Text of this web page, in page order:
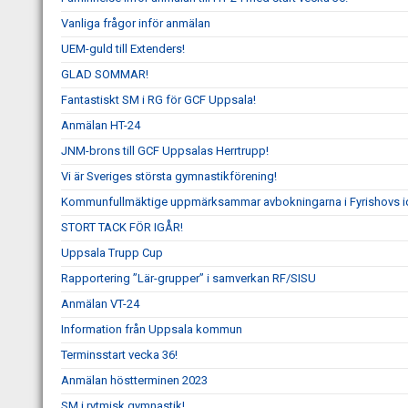
Vanliga frågor inför anmälan
UEM-guld till Extenders!
GLAD SOMMAR!
Fantastiskt SM i RG för GCF Uppsala!
Anmälan HT-24
JNM-brons till GCF Uppsalas Herrtrupp!
Vi är Sveriges största gymnastikförening!
Kommunfullmäktige uppmärksammar avbokningarna i Fyrishovs
STORT TACK FÖR IGÅR!
Uppsala Trupp Cup
Rapportering ”Lär-grupper” i samverkan RF/SISU
Anmälan VT-24
Information från Uppsala kommun
Terminsstart vecka 36!
Anmälan höstterminen 2023